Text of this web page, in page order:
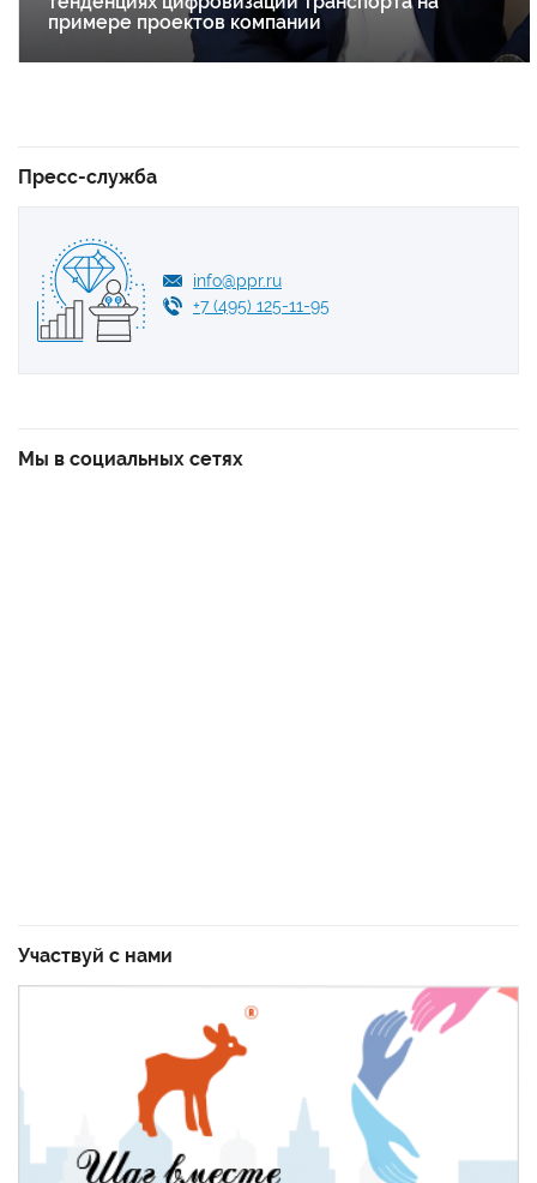
примере проектов компании
Пресс-служба
info@ppr.ru
+7 (495) 125-11-95
Мы в социальных сетях
Участвуй с нами